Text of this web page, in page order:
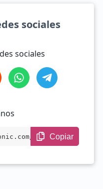
sociales
sociales
es/cpu/in
Copiar